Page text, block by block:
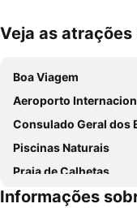
Ampliar mapa
Veja as
Boa Viagem
Aeroporto Internacional do Recife -
Consulado Geral dos Estados
Piscinas Naturais
Praia de Calhetas
Centro antigo de
Informações